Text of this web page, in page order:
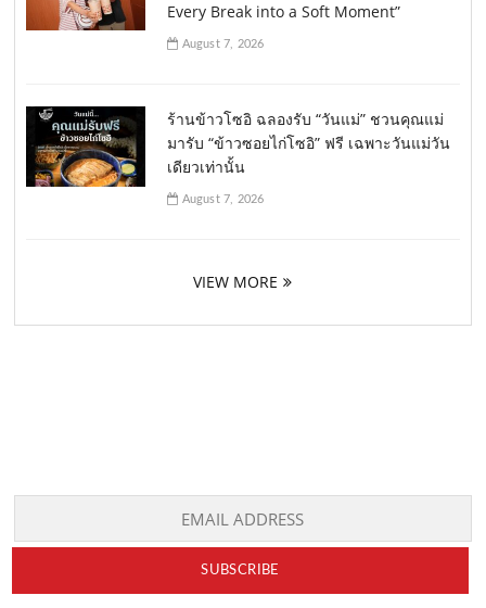
Every Break into a Soft Moment”
August 7, 2026
ร้านข้าวโซอิ ฉลองรับ “วันแม่” ชวนคุณแม่
มารับ “ข้าวซอยไก่โซอิ” ฟรี เฉพาะวันแม่วัน
เดียวเท่านั้น
August 7, 2026
VIEW MORE